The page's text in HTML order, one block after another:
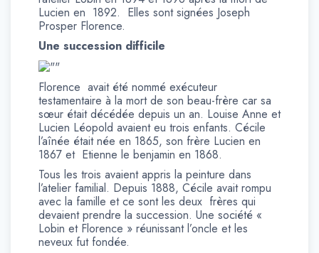
Lucien en 1892. Elles sont signées Joseph
Prosper Florence.
Une succession difficile
Florence avait été nommé exécuteur
testamentaire à la mort de son beau-frère car sa
sœur était décédée depuis un an. Louise Anne et
Lucien Léopold avaient eu trois enfants. Cécile
l’aînée était née en 1865, son frère Lucien en
1867 et Etienne le benjamin en 1868.
Tous les trois avaient appris la peinture dans
l’atelier familial. Depuis 1888, Cécile avait rompu
avec la famille et ce sont les deux frères qui
devaient prendre la succession. Une société «
Lobin et Florence » réunissant l’oncle et les
neveux fut fondée.